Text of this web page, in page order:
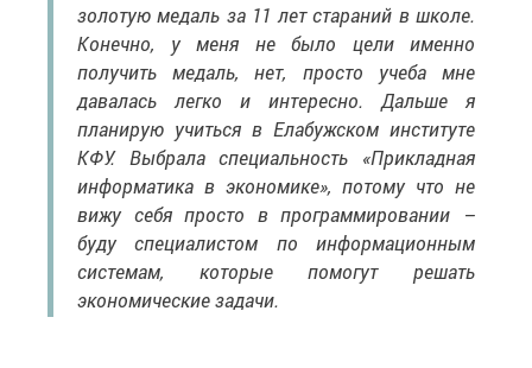
золотую медаль за 11 лет стараний в школе.
Конечно, у меня не было цели именно
получить медаль, нет, просто учеба мне
давалась легко и интересно. Дальше я
планирую учиться в Елабужском институте
КФУ. Выбрала специальность «Прикладная
информатика в экономике», потому что не
вижу себя просто в программировании –
буду специалистом по информационным
системам, которые помогут решать
экономические задачи.